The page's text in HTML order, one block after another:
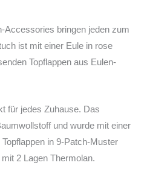
Accessories bringen jeden zum
ist mit einer Eule in rose
Topflappen aus Eulen-
für jedes Zuhause. Das
und wurde mit einer
in 9-Patch-Muster
2 Lagen Thermolan.